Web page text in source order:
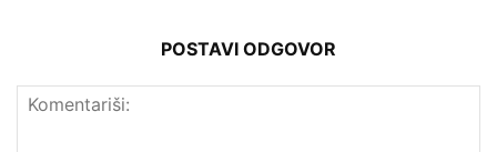
POSTAVI ODGOVOR